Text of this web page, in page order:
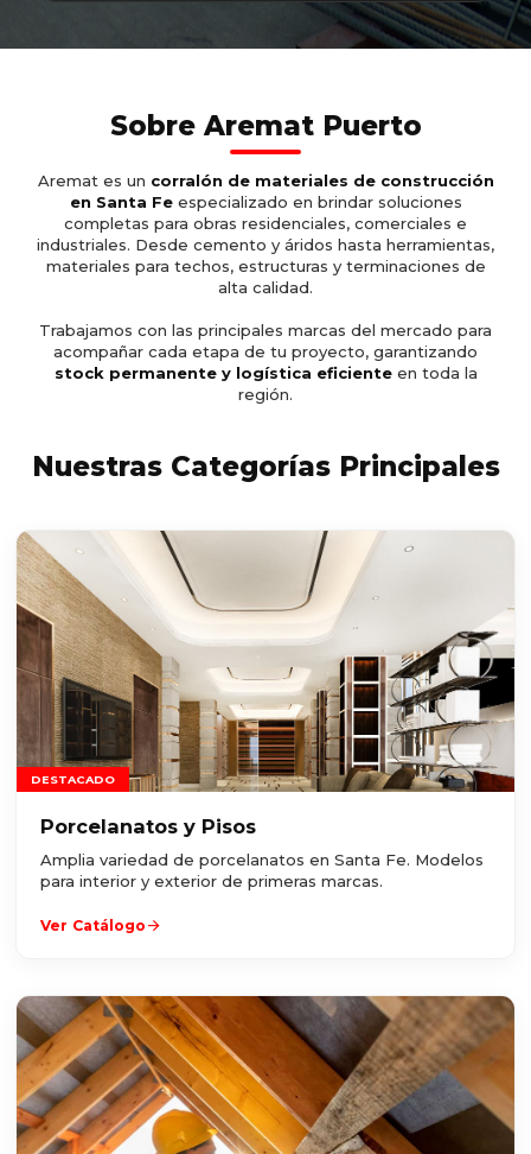
Sobre Aremat Puerto
Aremat es un corralón de materiales de construcción
en Santa Feespecializado en brindar soluciones
completas para obras residenciales, comerciales e
industriales. Desde cemento y áridos hasta herramientas,
materiales para techos, estructuras y terminaciones de
alta calidad.
Trabajamos con las principales marcas del mercado para
acompañar cada etapa de tu proyecto, garantizando
stock permanente y logística eficienteen toda la
región.
Nuestras Categorías Principales
DESTACADO
Porcelanatos y Pisos
Amplia variedad de porcelanatos en Santa Fe. Modelos
para interior y exterior de primeras marcas.
Ver Catálogo arrow_forward